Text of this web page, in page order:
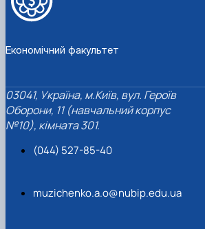
Економічний факультет
03041, Україна, м.Київ, вул. Героїв
Оборони, 11 (навчальний корпус
№10), кімната 301.
(044) 527-85-40
muzichenko.a.o@nubip.edu.ua